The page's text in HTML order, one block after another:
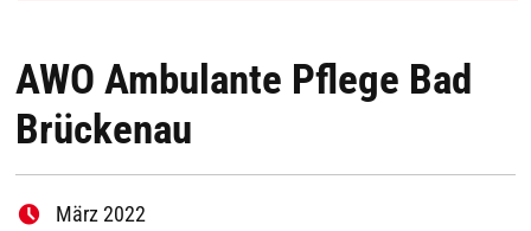
AWO Ambulante Pflege Bad
Brückenau
März 2022